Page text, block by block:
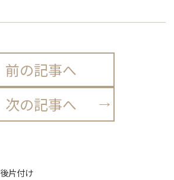
前の記事へ
次の記事へ
後片付け